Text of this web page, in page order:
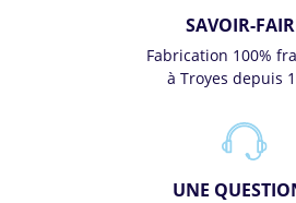
SAVOIR-
Fabrication 100%
à Troyes depuis
UNE